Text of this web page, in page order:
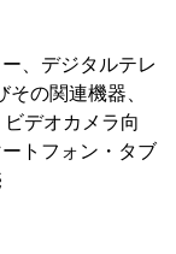
、デジタルテレ
の関連機器、
デオカメラ向
トフォン・タブ